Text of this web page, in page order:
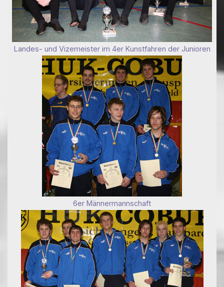
Landes- und Vizemeister im 4er Kunstfahren der Junioren
6er Männermannschaft